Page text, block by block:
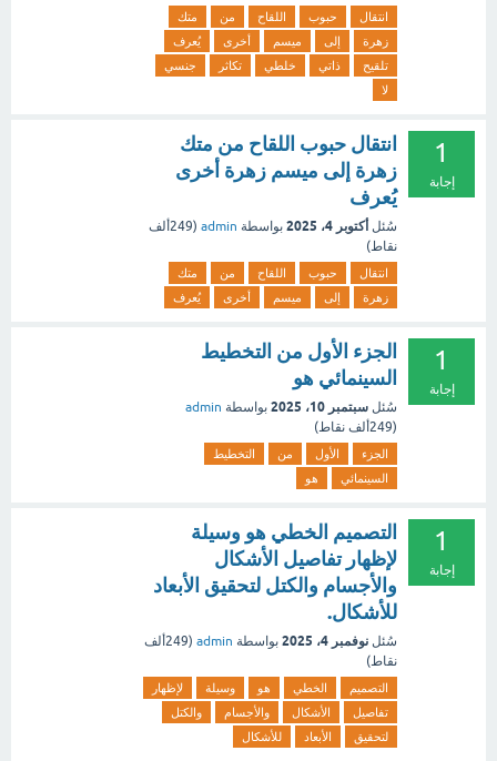
انتقال حبوب اللقاح من
متك
زهرة
إلى ميسم أخرى
يُعرف
تلقيح
ذاتي خلطي تكاثر
جنسي
لا
1
إجابة
انتقال حبوب اللقاح من متك
زهرة إلى ميسم زهرة أخرى
يُعرف
سُئل أكتوبر 4، 2025 بواسطة admin
(249ألف
نقاط)
انتقال حبوب اللقاح من
متك
زهرة
إلى ميسم أخرى يُعرف
1
إجابة
الجزء الأول من التخطيط
السينمائي هو
سُئل سبتمبر 10، 2025 بواسطة admin
(249ألف نقاط)
الجزء الأول من
التخطيط
السينمائي
هو
1
إجابة
التصميم الخطي هو وسيلة
لإظهار تفاصيل الأشكال
والأجسام والكتل لتحقيق الأبعاد
للأشكال.
سُئل نوفمبر 4، 2025 بواسطة admin
(249ألف
نقاط)
التصميم الخطي هو وسيلة
لإظهار
تفاصيل
الأشكال والأجسام
والكتل
لتحقيق
الأبعاد للأشكال